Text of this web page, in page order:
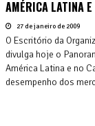
AMÉRICA LATINA
27 de janeiro de 2009
O Escritório da
divulga hoje o
América Latina e no
desempenho dos